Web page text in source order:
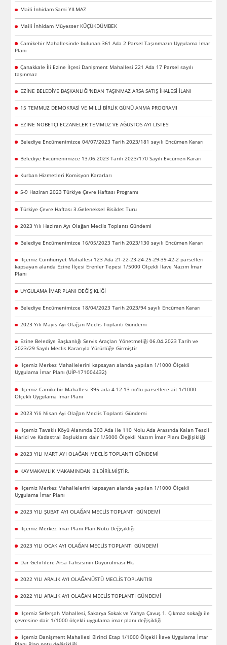
Maili İnhidam Sami YILMAZ
Maili İnhidam Müyesser KÜÇÜKDÜMBEK
Camikebir Mahallesinde bulunan 361 Ada 2 Parsel Taşınmazın Uygulama İmar
Planı
Çanakkale İli Ezine İlçesi Danişment Mahallesi 221 Ada 17 Parsel sayılı
taşınmaz
EZİNE BELEDİYE BAŞKANLIĞI'NDAN TAŞINMAZ ARSA SATIŞ İHALESİ İLANI
15 TEMMUZ DEMOKRASİ VE MİLLİ BİRLİK GÜNÜ ANMA PROGRAMI
EZİNE NÖBETÇİ ECZANELER TEMMUZ VE AĞUSTOS AYI LİSTESİ
Belediye Encümenimizce 04/07/2023 Tarih 2023/181 sayılı Encümen Kararı
Belediye Evcümenimizce 13.06.2023 Tarih 2023/170 Sayılı Evcümen Kararı
Kurban Hizmetleri Komisyon Kararları
5-9 Haziran 2023 Türkiye Çevre Haftası Programı
Türkiye Çevre Haftası 3.Geleneksel Bisiklet Turu
2023 Yılı Haziran Ayı Olağan Meclis Toplantı Gündemi
Belediye Encümenimizce 16/05/2023 Tarih 2023/130 sayılı Encümen Kararı
İlçemiz Cumhuriyet Mahallesi 123 Ada 21-22-23-24-25-29-39-42-2 parselleri
kapsayan alanda Ezine İlçesi Erenler Tepesi 1/5000 Ölçekli İlave Nazım İmar
Planı
UYGULAMA İMAR PLANI DEĞİŞİKLİĞİ
Belediye Encümenimizce 18/04/2023 Tarih 2023/94 sayılı Encümen Kararı
2023 Yılı Mayıs Ayı Olağan Meclis Toplantı Gündemi
Ezine Belediye Başkanlığı Servis Araçları Yönetmeliği 06.04.2023 Tarih ve
2023/29 Sayılı Meclis Kararıyla Yürürlüğe Girmiştir
İlçemiz Merkez Mahallelerini kapsayan alanda yapılan 1/1000 Ölçekli
Uygulama İmar Planı (UİP-171004432)
İlçemiz Camikebir Mahallesi 395 ada 4-12-13 no’lu parsellere ait 1/1000
Ölçekli Uygulama İmar Planı
2023 Yili Nisan Ayi Olağan Meclis Toplanti Gündemi
İlçemiz Tavaklı Köyü Alanında 303 Ada ile 110 Nolu Ada Arasında Kalan Tescil
Harici ve Kadastral Boşluklara dair 1/5000 Ölçekli Nazım İmar Planı Değişikliği
2023 YILI MART AYI OLAĞAN MECLİS TOPLANTI GÜNDEMİ
KAYMAKAMLIK MAKAMINDAN BİLDİRİLMİŞTİR.
İlçemiz Merkez Mahallelerini kapsayan alanda yapılan 1/1000 Ölçekli
Uygulama İmar Planı
2023 YILI ŞUBAT AYI OLAĞAN MECLİS TOPLANTI GÜNDEMİ
İlçemiz Merkez İmar Planı Plan Notu Değişikliği
2023 YILI OCAK AYI OLAĞAN MECLİS TOPLANTI GÜNDEMİ
Dar Gelirlilere Arsa Tahsisinin Duyurulması Hk.
2022 YILI ARALIK AYI OLAĞANÜSTÜ MECLİS TOPLANTISI
2022 YILI ARALIK AYI OLAĞAN MECLİS TOPLANTI GÜNDEMİ
İlçemiz Seferşah Mahallesi, Sakarya Sokak ve Yahya Çavuş 1. Çıkmaz sokağı ile
çevresine dair 1/1000 ölçekli uygulama imar planı değişikliği
İlçemiz Danişment Mahallesi Birinci Etap 1/1000 Ölçekli İlave Uygulama İmar